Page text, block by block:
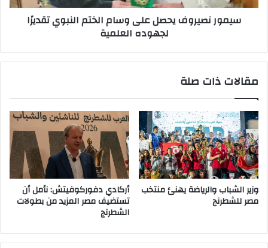
لجهوده
العلميةسيمور نصيروف يحصل على وسام الختم النبوي تقديرًا
لجهوده العلمية
مقالات ذات صلة
وزير الشباب والرياضة يهنئ منتخب
مصر للشطرنج
أركادي دفوركوفيتش: نأمل أن
تستضيف مصر المزيد من بطولات
الشطرنج